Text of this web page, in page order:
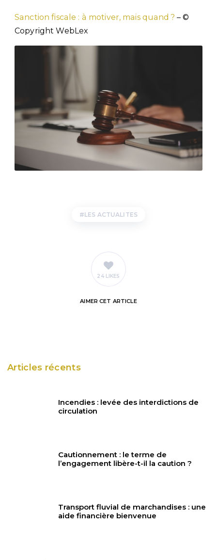
Sanction fiscale : à motiver, mais quand ?– ©
Copyright WebLex
LES ACTUALITES
24 LIKES
AIMER CET ARTICLE
Articles récents
Incendies : levée des interdictions de
circulation
Cautionnement : le terme de
l’engagement libère-t-il la caution ?
Transport fluvial de marchandises : une
aide financière bienvenue